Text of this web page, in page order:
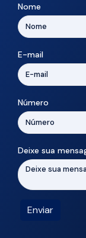
Nome
E-mail
Número
Deixe sua